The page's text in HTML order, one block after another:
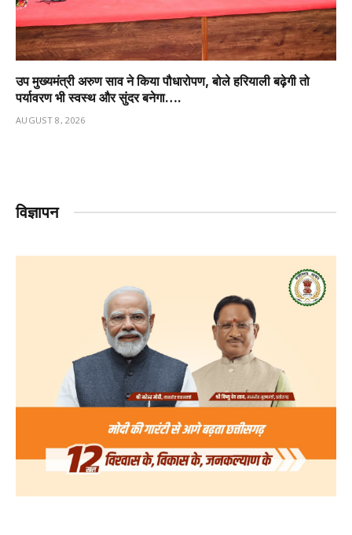
उप मुख्यमंत्री अरुण साव ने किया पौधारोपण, बोले हरियाली बढ़ेगी तो
पर्यावरण भी स्वस्थ और सुंदर बनेगा….
AUGUST 8, 2026
विज्ञापन